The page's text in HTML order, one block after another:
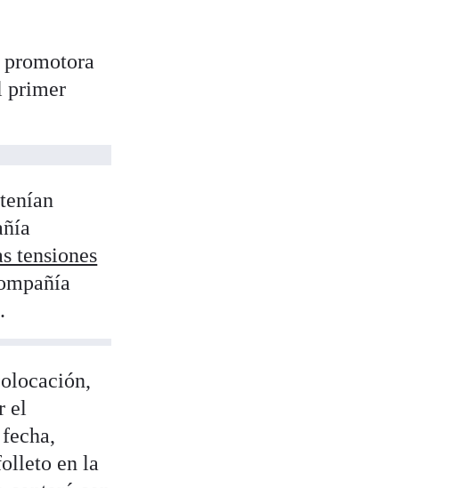
primer
tensiones
el
en la